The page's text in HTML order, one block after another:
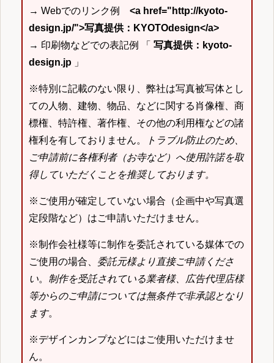
→ Webでのリンク例 <a href="http://kyoto-
design.jp/">写真提供：KYOTOdesign</a>
→ 印刷物などでの表記例 「 写真提供：kyoto-
design.jp 」
※特別に記載のない限り、弊社は写真被写体とし
ての人物、建物、物品、などに関する肖像権、商
標権、特許権、著作権、その他の利用権などの諸
権利を有しておりません。
トラブル防止のため、
ご申請前に各権利者（お寺など）へ使用許諾を取
得していただくことを推奨しております。
※ご使用が確定していない場合（企画中や写真選
定段階など）はご申請いただけません。
※制作会社様等に制作を委託されている媒体での
ご使用の場合、 委託元様より直接ご申請くださ
い。 制作を受託されている業者様、広告代理店様
等からのご申請については無条件で非承認となり
ます。
※デザインカンプなどにはご使用いただけませ
ん。